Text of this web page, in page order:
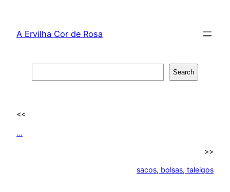
content
A Ervilha Cor de Rosa
Search
<<
…
>>
sacos, bolsas, taleigos